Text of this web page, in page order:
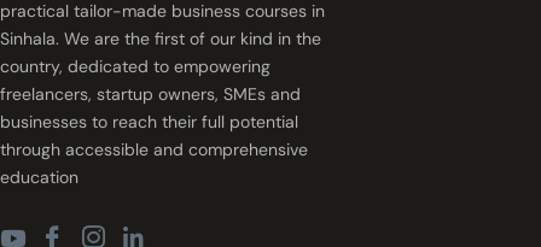
practical tailor-made business courses in
Sinhala. We are the first of our kind in the
country, dedicated to empowering
freelancers, startup owners, SMEs and
businesses to reach their full potential
through accessible and comprehensive
education